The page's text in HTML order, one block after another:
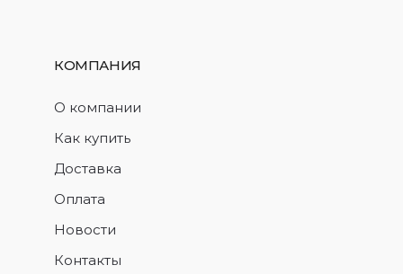
КОМПАНИЯ
О компании
Как купить
Доставка
Оплата
Новости
Контакты